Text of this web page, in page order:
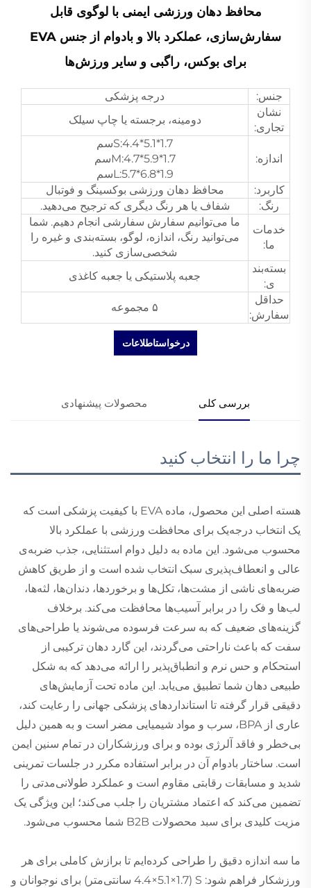
محافظ دهان ورزشی ایمنی با لوگوی قابل
سفارش‌سازی، عملکرد بالا و بادوام از جنس EVA
برای بوکس، راگبی و سایر ورزش‌ها
جنس:
درجه پزشکی
نشان
تجاری:
دومینه، برجسته یا چاپ سیلک
اندازه:
S:4.4*5.1*1.7سم
M:4.7*5.9*1.7سم
L:5.7*6.8*1.9سم
کاربرد:
محافظ دهان ورزشی بوکسینگ و فوتبال
رنگ:
شفاف یا هر رنگ دیگری که ترجیح می‌دهید.
خدمات
ما:
ما می‌توانیم سفارش سفارشی انجام دهیم. شما
می‌توانید رنگ، اندازه، لوگو، بسته‌بندی و غیره را
شخصی‌سازی کنید.
بسته‌بند
ی:
جعبه پلاستیکی یا جعبه کاغذی
حداقل
سفارش:
۵ مجموعه
درخواستاطلاعات
بررسی کلی محصولات پیشنهادی
چرا ما را انتخاب کنید
هسته اصلی این محصول، ماده EVA با کیفیت پزشکی است که
یک انتخاب درجه‌یک برای محافظت ورزشی با عملکرد بالا
محسوب می‌شود. این ماده به دلیل دوام استثنایی، جذب ضربه‌ی
عالی و انعطاف‌پذیری سبک انتخاب شده است و از طریق کاهش
ضربه‌های ناشی از مشت‌ها، تکل‌ها و برخوردها، دندان‌ها، لثه‌ها،
لب‌ها و فک را در برابر آسیب‌ها محافظت می‌کند. برخلاف
گزینه‌های ضعیف که به سرعت فرسوده می‌شوند یا طراحی‌های
سفت که باعث ناراحتی می‌گردند، این گارد دهان ترکیبی از
استحکام و حس نرم و انطباق‌پذیر را ارائه می‌دهد که به شکل
طبیعی دهان شما تطبیق می‌یابد. این ماده تحت آزمایش‌های
دقیقی قرار گرفته تا استانداردهای پزشکی جهانی را رعایت کند،
عاری از BPA، سرب و مواد شیمیایی مضر است و به همین دلیل
بی‌خطر و فاقد آلرژی بوده و برای ورزشکاران در تمام سنین ایمن
است. ساختار بادوام آن در برابر استفاده مکرر در جلسات تمرینی
شدید و مسابقات رقابتی مقاوم است و عملکرد طولانی‌مدتی را
تضمین می‌کند که اعتماد مشتریان را جلب می‌کند؛ این ویژگی یک
مزیت کلیدی برای سبد محصولات B2B شما محسوب می‌شود.
ما سه اندازه دقیق را طراحی کرده‌ایم تا برازش کاملی برای هر
ورزشکار فراهم شود: S (4.4×5.1×1.7 سانتی‌متر) برای نوجوانان و